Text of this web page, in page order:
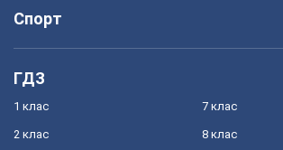
Спорт
ГДЗ
1 клас
2 клас
7 клас
8 клас